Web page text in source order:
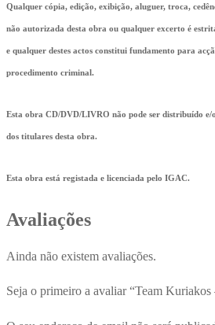
Qualquer cópia, edição, exibição, aluguer, troca,
não autorizada desta obra ou qualquer excerto é
e qualquer destes actos constitui fundamento para
procedimento criminal.
Esta obra CD/DVD/LIVRO não pode ser distribuído e/
dos titulares desta obra.
Esta obra está registada e licenciada pelo IGAC.
Avaliações
Ainda não existem avaliações.
Seja o primeiro a avaliar “Team Kuriakos